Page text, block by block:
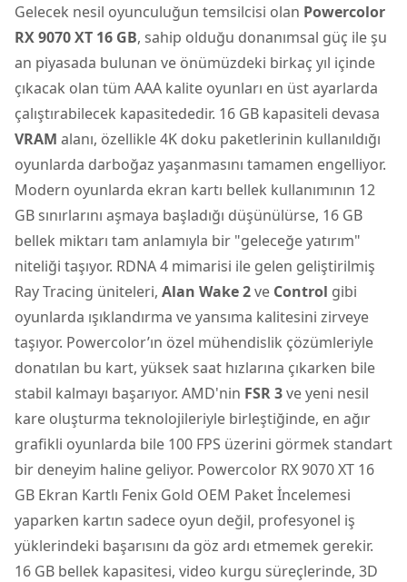
Gelecek nesil oyunculuğun temsilcisi olan Powercolor
RX 9070 XT 16 GB, sahip olduğu donanımsal güç ile şu
an piyasada bulunan ve önümüzdeki birkaç yıl içinde
çıkacak olan tüm AAA kalite oyunları en üst ayarlarda
çalıştırabilecek kapasitededir. 16 GB kapasiteli devasa
VRAM alanı, özellikle 4K doku paketlerinin kullanıldığı
oyunlarda darboğaz yaşanmasını tamamen engelliyor.
Modern oyunlarda ekran kartı bellek kullanımının 12
GB sınırlarını aşmaya başladığı düşünülürse, 16 GB
bellek miktarı tam anlamıyla bir "geleceğe yatırım"
niteliği taşıyor. RDNA 4 mimarisi ile gelen geliştirilmiş
Ray Tracing üniteleri, Alan Wake 2ve Control gibi
oyunlarda ışıklandırma ve yansıma kalitesini zirveye
taşıyor. Powercolor’ın özel mühendislik çözümleriyle
donatılan bu kart, yüksek saat hızlarına çıkarken bile
stabil kalmayı başarıyor. AMD'nin FSR 3ve yeni nesil
kare oluşturma teknolojileriyle birleştiğinde, en ağır
grafikli oyunlarda bile 100 FPS üzerini görmek standart
bir deneyim haline geliyor. Powercolor RX 9070 XT 16
GB Ekran Kartlı Fenix Gold OEM Paket İncelemesi
yaparken kartın sadece oyun değil, profesyonel iş
yüklerindeki başarısını da göz ardı etmemek gerekir.
16 GB bellek kapasitesi, video kurgu süreçlerinde, 3D